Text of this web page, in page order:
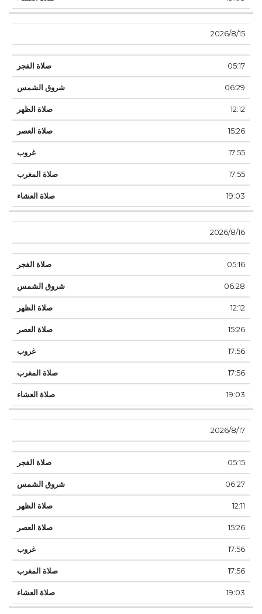
15‏‏/8‏‏/2026
05:17
06:29
12:12
15:26
17:55
17:55
19:03
16‏‏/8‏‏/2026
05:16
06:28
12:12
15:26
17:56
17:56
19:03
17‏‏/8‏‏/2026
05:15
06:27
12:11
15:26
17:56
17:56
19:03